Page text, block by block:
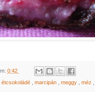
0:42
étcsokoládé marcipán meggy méz